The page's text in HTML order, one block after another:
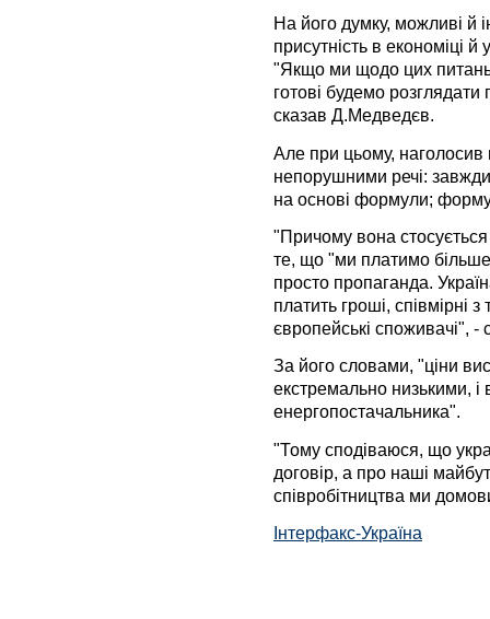
На його думку, можливі й
присутність в економіці й
"Якщо ми щодо цих
готові будемо
сказав Д.Медведєв.
Але при цьому, наголосив
непорушними речі: завжди
на основі формули;
"Причому вона
те, що "ми платимо
просто пропаганда.
платить гроші, співмірні
європейські споживачі",
За його словами, "ціни
екстремально низькими,
енергопостачальника".
"Тому сподіваюся, що
договір, а про наші
співробітництва ми
Інтерфакс-Україна